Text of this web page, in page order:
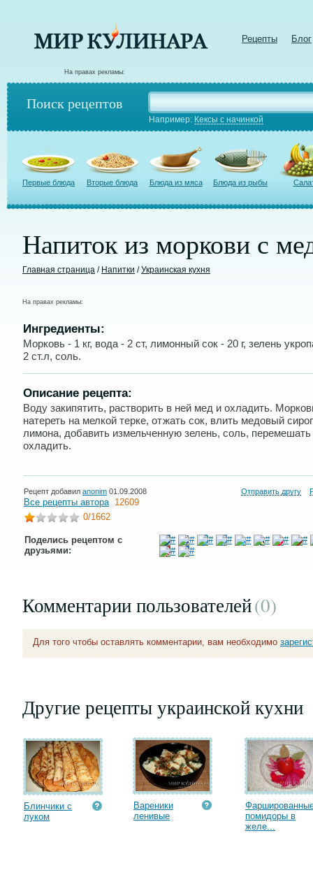
Рецепты Блог
На правах рекламы:
Поиск рецептов
Например: Кексы с начинкой
Первые блюда Вторые блюда Блюда из мяса Блюда из рыбы
Напиток из моркови с
Главная страница / Напитки /Украинская кухня
На правах рекламы:
Ингредиенты:
Морковь - 1 кг, вода - 2 ст, лимонный сок - 20 г, зелень
2 ст.л, соль.
Описание рецепта:
Воду закипятить, растворить в ней мед и охладить.
натереть на мелкой терке, отжать сок, влить медовый
лимона, добавить измельченную зелень, соль, перемешать
охладить.
Рецепт добавил anonim 01.09.2008 Отправить другу
Все рецепты автора 12609
0/1662
Поделись рецептом с
друзьями:
Комментарии пользователей(0)
Для того чтобы оставлять комментарии, вам необходимо
Другие рецепты украинской кухни
Блинчики с
луком
Вареники
ленивые
помидоры в
желе...